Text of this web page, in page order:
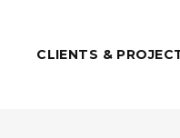
CLIENTS &